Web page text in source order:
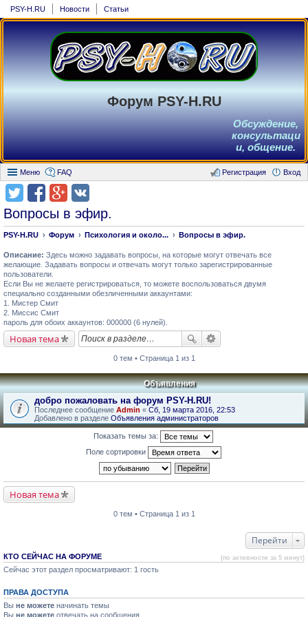
PSY-H.RU Новости Статьи
Форум PSY-H.RU
Обсуждение,
консультаци
и, общение.
Меню FAQ Вход
Регистрация
Вопросы в эфир.
PSY-H.RU Форум Психология и около... Вопросы в эфир.
Описание: Здесь можно задавать вопросы, на которые могут отвечать все
желающие. Задавать вопросы и отвечать могут только зарегистрированные
пользователи.
Если Вы не желаете регистрироваться, то можете воспользоваться двумя
специально созданными обезличенными аккаунтами:
1. Мистер Смит
2. Миссис Смит
пароль для обоих аккаунтов: 000000 (6 нулей).
Новая тема
0 тем • Страница 1 из 1
Объявления
добро пожаловать на форум PSY-H.RU!
Последнее сообщение Admin « Сб, 19 марта 2016, 22:53
Добавлено в разделе Объявления администраторов
Показать темы за:
Поле сортировки
Новая тема
0 тем • Страница 1 из 1
Перейти
КТО СЕЙЧАС НА ФОРУМЕ (по активности за 5 минут)
Сейчас этот раздел просматривают: 1 гость
ПРАВА ДОСТУПА
Вы не можете начинать темы
Вы не можете отвечать на сообщения